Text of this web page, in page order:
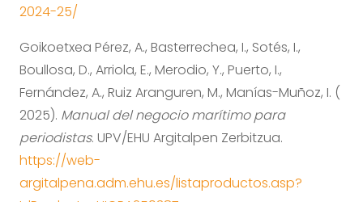
2024-25/
Goikoetxea Pérez, A., Basterrechea, I., Sotés, I.,
Boullosa, D., Arriola, E., Merodio, Y., Puerto, I.,
Fernández, A., Ruiz Aranguren, M., Manías-Muñoz, I. (
2025). Manual del negocio marítimo para
periodistas. UPV/EHU Argitalpen Zerbitzua.
https://web-
argitalpena.adm.ehu.es/listaproductos.asp?